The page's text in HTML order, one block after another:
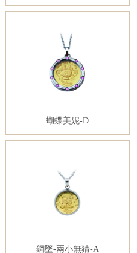
蝴蝶美妮-D
鋼墜-兩小無猜-A